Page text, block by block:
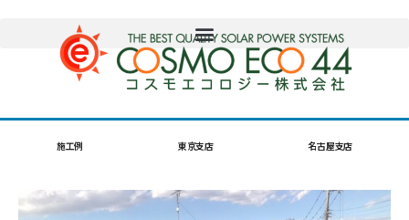
施工例 東京支店 名古屋支店